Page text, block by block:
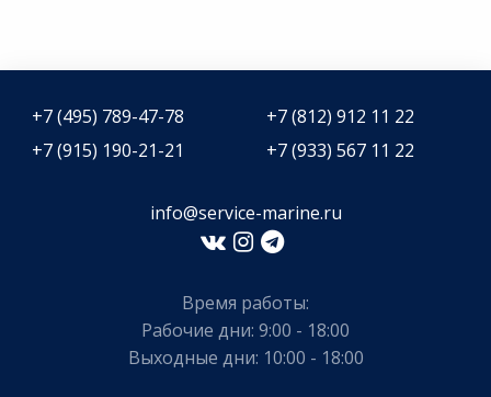
+7 (495) 789-47-78
+7 (812) 912 11 22
+7 (915) 190-21-21
+7 (933) 567 11 22
info@service-marine.ru​​
Время работы:
Рабочие дни: 9:00 - 18:00
Выходные дни: 10:00 - 18:00